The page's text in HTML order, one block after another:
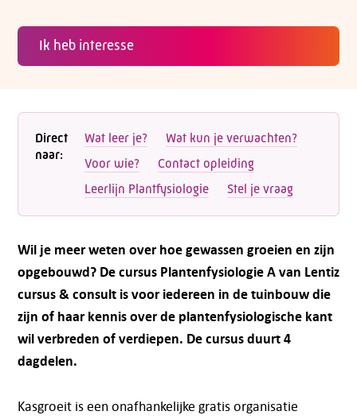
Ik heb interesse
Direct
naar:
Wat leer je?
Wat kun je verwachten?
Voor wie?
Contact opleiding
Leerlijn Plantfysiologie
Stel je vraag
Wil je meer weten over hoe gewassen groeien en zijn
opgebouwd? De cursus Plantenfysiologie A van Lentiz
cursus & consult is voor iedereen in de tuinbouw die
zijn of haar kennis over de plantenfysiologische kant
wil verbreden of verdiepen. De cursus duurt 4
dagdelen.
Kasgroeit is een onafhankelijke gratis organisatie